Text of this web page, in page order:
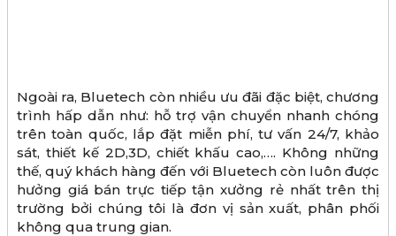
Ngoài ra, Bluetech còn nhiều ưu đãi đặc biệt, chương
trình hấp dẫn như: hỗ trợ vận chuyển nhanh chóng
trên toàn quốc, lắp đặt miễn phí, tư vấn 24/7, khảo
sát, thiết kế 2D,3D, chiết khấu cao,…. Không những
thế, quý khách hàng đến với Bluetech còn luôn được
hưởng giá bán trực tiếp tận xưởng rẻ nhất trên thị
trường bởi chúng tôi là đơn vị sản xuất, phân phối
không qua trung gian.